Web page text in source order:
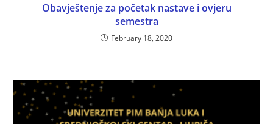
Obavještenje za početak nastave i ovjeru
semestra
February 18, 2020